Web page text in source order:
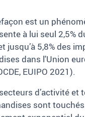
est un
à lui seul 2,5%
jusqu’à 5,8% des
dans l'Union
EUIPO 2021).
d’activité et
sont